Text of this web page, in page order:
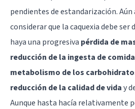
pendientes de estandarización. Aún
considerar que la caquexia debe ser
haya una progresiva pérdida de
reducción de la ingesta de
metabolismo de los
reducción de la calidad de viday
Aunque hasta hacía relativamente